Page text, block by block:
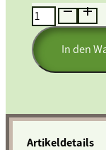
Bio-
Brutei
Mix
aus
Grünis
Menge
In den
Artikeldetails